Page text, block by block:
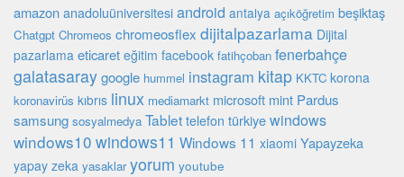
amazon anadoluüniversitesi android antalya açıköğretim beşiktaş
Chatgpt Chromeos chromeosflex dijitalpazarlama Dijital
pazarlama eticaret eğitim facebook fatihçoban fenerbahçe
galatasaraygoogle hummel instagram kitap KKTC korona
koronavirüs kıbrıs linux mediamarkt microsoft mint Pardus
samsung sosyalmedya Tablet telefon türkiyewindows
windows10 windows11 Windows 11 xiaomi Yapayzeka
yapay zeka yasaklar yorum youtube